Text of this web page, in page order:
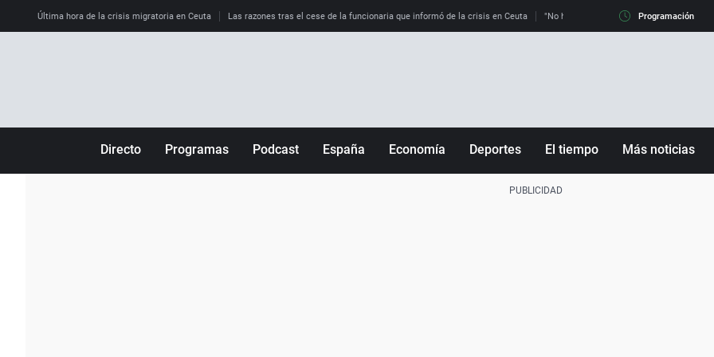
Última hora de la crisis migratoria en Ceuta Las razones tras el cese de la funcionaria que informó de la crisis en Ceuta "No hay mafias, que no nos engañen":
Programación
Directo Programas Podcast España Economía Deportes El tiempo Más noticias